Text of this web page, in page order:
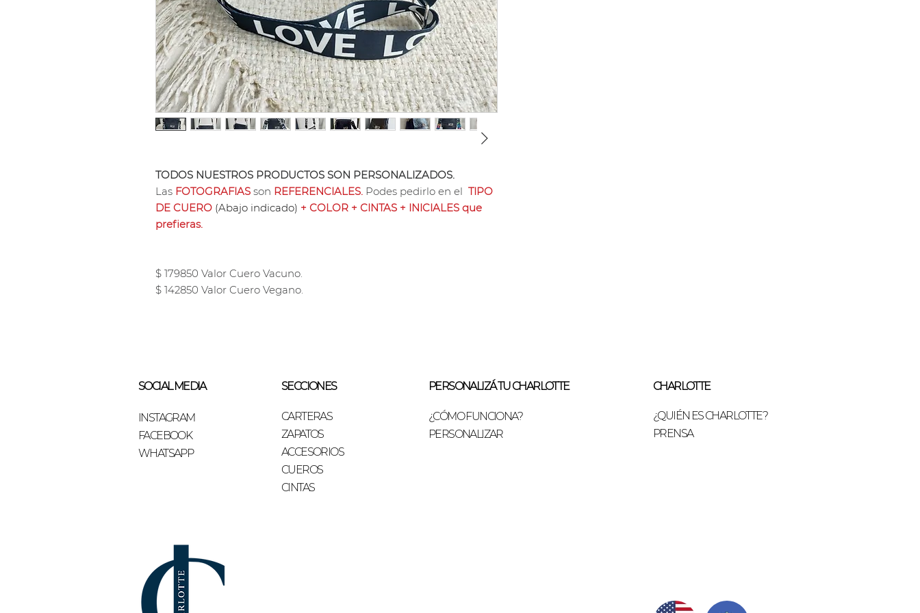
TODOS NUESTROS PRODUCTOS SON PERSONALIZADOS.
Las FOTOGRAFIAS son REFERENCIALES. Podes pedirlo en el TIPO
DE CUERO (Abajo indicado) + COLOR + CINTAS + INICIALES que
prefieras.
$ 179850 Valor Cuero Vacuno.
$ 142850 Valor Cuero Vegano.
SOCIAL MEDIA
INSTAGRAM
FACEBOOK
WHATSAPP
SECCIONES
CARTERAS
ZAPATOS
ACCESORIOS
CUEROS
CINTAS
PERSONALIZÁ TU CHARLOTTE
¿CÓMO FUNCIONA?
PERSONALIZAR
CHARLOTTE
¿QUIÉN ES CHARLOTTE?
PRENSA